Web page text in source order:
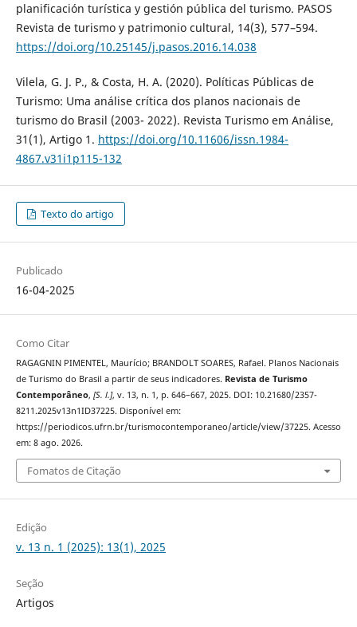
planificación turística y gestión pública del turismo. PASOS
Revista de turismo y patrimonio cultural, 14(3), 577–594.
https://doi.org/10.25145/j.pasos.2016.14.038
Vilela, G. J. P., & Costa, H. A. (2020). Políticas Públicas de
Turismo: Uma análise crítica dos planos nacionais de
turismo do Brasil (2003- 2022). Revista Turismo em Análise,
31(1), Artigo 1. https://doi.org/10.11606/issn.1984-
4867.v31i1p115-132
Texto do artigo
Publicado
16-04-2025
Como Citar
RAGAGNIN PIMENTEL, Maurício; BRANDOLT SOARES, Rafael. Planos Nacionais
de Turismo do Brasil a partir de seus indicadores. Revista de Turismo
Contemporâneo, [S. l.], v. 13, n. 1, p. 646–667, 2025. DOI: 10.21680/2357-
8211.2025v13n1ID37225. Disponível em:
https://periodicos.ufrn.br/turismocontemporaneo/article/view/37225. Acesso
em: 8 ago. 2026.
Fomatos de Citação
Edição
v. 13 n. 1 (2025): 13(1), 2025
Seção
Artigos